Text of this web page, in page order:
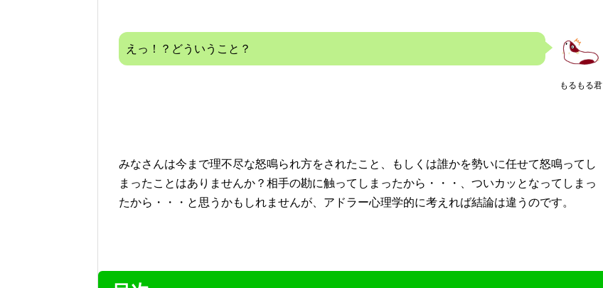
もるもる君
えっ！？どういうこと？
みなさんは今まで理不尽な怒鳴られ方をされたこと、もしくは誰かを勢いに任せて怒鳴ってし
まったことはありませんか？相手の勘に触ってしまったから・・・、ついカッとなってしまっ
たから・・・と思うかもしれませんが、アドラー心理学的に考えれば結論は違うのです。